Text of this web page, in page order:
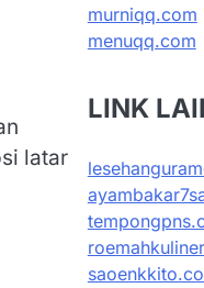
latar
murniqq.com
menuqq.com
LINK